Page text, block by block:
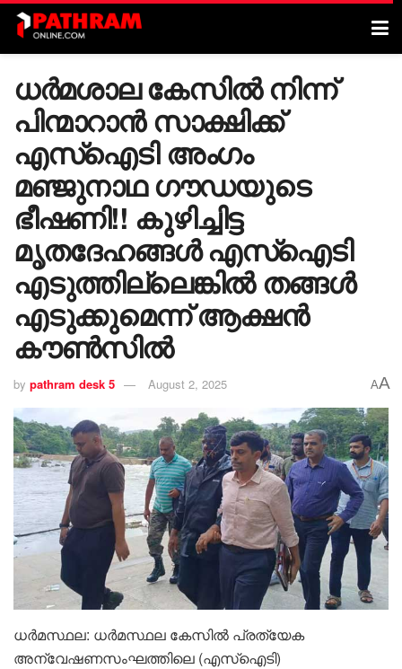
ധർമശാല കേസിൽ നിന്ന്
പിന്മാറാൻ സാക്ഷിക്ക്
എസ്‌ഐടി അംഗം
മഞ്ജുനാഥ ഗൗഡയുടെ
ഭീഷണി!! കുഴിച്ചിട്ട
മൃതദേഹങ്ങൾ എസ്‌ഐടി
എടുത്തില്ലെങ്കിൽ തങ്ങൾ
എടുക്കുമെന്ന് ആക്ഷൻ
കൗൺസിൽ
by pathram desk 5 August 2, 2025 AA
ധർമസ്ഥല: ധർമസ്ഥല കേസിൽ പ്രത്യേക
അന്വേഷണസംഘത്തിലെ (എസ്‌ഐടി)